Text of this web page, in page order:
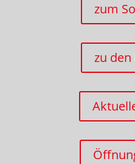
zum
zu